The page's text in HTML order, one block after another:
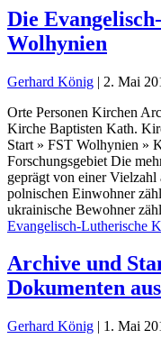
Die
Wolhynien
Gerhard König | 2. Mai
Orte Personen Kirchen
Kirche Baptisten Kath.
Start » FST Wolhynien »
Forschungsgebiet Die
geprägt von einer
polnischen Einwohner
ukrainische Bewohner
Evangelisch-Lutherische
Archive und
Dokumenten
Gerhard König | 1. Mai